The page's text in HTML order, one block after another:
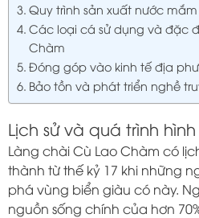
Quy trình sản xuất nước
Các loại cá sử dụng và đặc
Chàm
Đóng góp vào kinh tế địa
Bảo tồn và phát triển nghề
Lịch sử và quá trình
Làng chài Cù Lao Chàm có
thành từ thế kỷ 17 khi những
phá vùng biển giàu có này.
nguồn sống chính của hơn